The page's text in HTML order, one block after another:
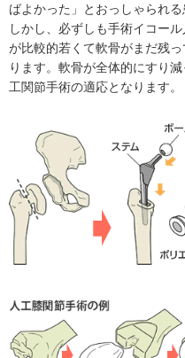
ばよかった」とおっしゃられ
しかし、必ずしも手術イコー
が比較的若くて軟骨がまだ残
ります。軟骨が全体的にすり
工関節手術の適応となります。